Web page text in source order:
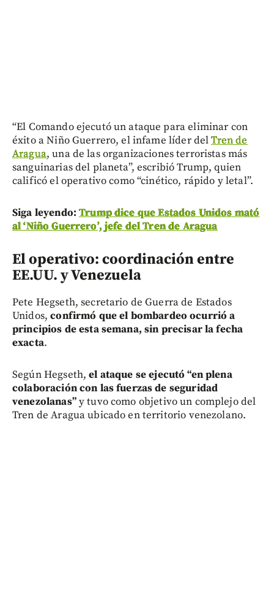
“El Comando ejecutó un ataque para eliminar con
éxito a Niño Guerrero, el infame líder delTren de
Aragua, una de las organizaciones terroristas más
sanguinarias del planeta”, escribió Trump, quien
calificó el operativo como “cinético, rápido y letal”.
Siga leyendo:Trump dice que Estados Unidos mató
al ‘Niño Guerrero’, jefe del Tren de Aragua
El operativo: coordinación entre
EE.UU. y Venezuela
Pete Hegseth, secretario de Guerra de Estados
Unidos,confirmó que el bombardeo ocurrió a
principios de esta semana, sin precisar la fecha
exacta.
Según Hegseth, el ataque se ejecutó “en plena
colaboración con las fuerzas de seguridad
venezolanas”y tuvo como objetivo un complejo del
Tren de Aragua ubicado en territorio venezolano.